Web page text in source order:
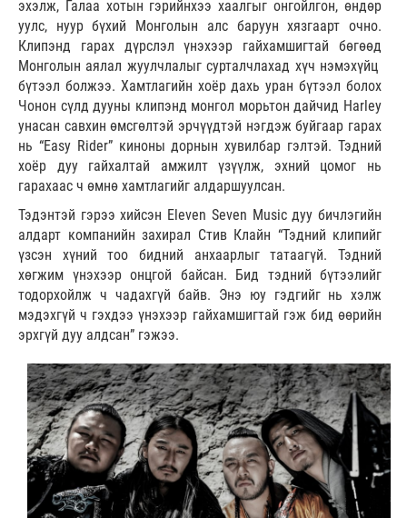
эхэлж, Галаа хотын гэрийнхээ хаалгыг онгойлгон, өндөр
уулс, нуур бүхий Монголын алс баруун хязгаарт очно.
Клипэнд гарах дүрслэл үнэхээр гайхамшигтай бөгөөд
Монголын аялал жуулчлалыг сурталчлахад хүч нэмэхүйц
бүтээл болжээ. Хамтлагийн хоёр дахь уран бүтээл болох
Чонон сүлд дууны клипэнд монгол морьтон дайчид Harley
унасан савхин өмсгөлтэй эрчүүдтэй нэгдэж буйгаар гарах
нь “Easy Rider” киноны дорнын хувилбар гэлтэй. Тэдний
хоёр дуу гайхалтай амжилт үзүүлж, эхний цомог нь
гарахаас ч өмнө хамтлагийг алдаршуулсан.
Тэдэнтэй гэрээ хийсэн Eleven Seven Music дуу бичлэгийн
алдарт компанийн захирал Стив Клайн “Тэдний клипийг
үзсэн хүний тоо бидний анхаарлыг татаагүй. Тэдний
хөгжим үнэхээр онцгой байсан. Бид тэдний бүтээлийг
тодорхойлж ч чадахгүй байв. Энэ юу гэдгийг нь хэлж
мэдэхгүй ч гэхдээ үнэхээр гайхамшигтай гэж бид өөрийн
эрхгүй дуу алдсан” гэжээ.